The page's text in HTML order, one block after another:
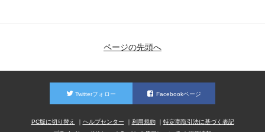
ページの先頭へ
Twitterフォロー Facebookページ
PC版に切り替え ヘルプセンター 利用規約
特定商取引法に基づく表記